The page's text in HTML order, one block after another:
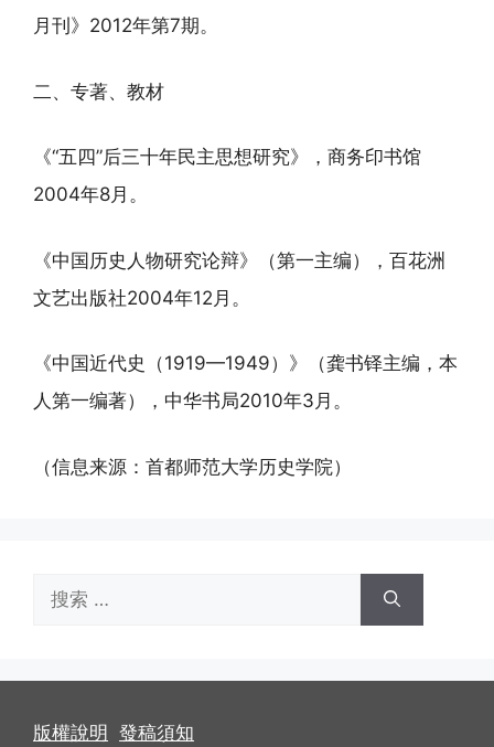
月刊》2012年第7期。
二、专著、教材
《“五四”后三十年民主思想研究》，商务印书馆
2004年8月。
《中国历史人物研究论辩》（第一主编），百花洲
文艺出版社2004年12月。
《中国近代史（1919—1949）》（龚书铎主编，本
人第一编著），中华书局2010年3月。
（信息来源：首都师范大学历史学院）
版權說明 發稿須知